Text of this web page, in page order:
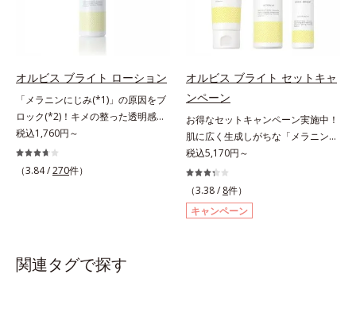
内スキンケアシリーズの保湿力*3
るおいによる*5 乾燥、ハリ・ツヤ
ロニセラカエルレア果汁、ノバラエ
明感に満ちた肌へ導く保湿成分*9
メマツヨイグサ抽出液、スイカズラ
エキス配合＝角層のすみずみまで水
分・油分を保ち、ハリ・ツヤを与え
る保湿成分*10 気持ちのこと各商品
れ防止有効成分として、「DF-パン
濃度で配合。角層のバリア機能にア
にゆらがない肌を叶えます。そし
成分「MCアクティベーター
(*5)」。肌のうるおいを引き出し・
高めて、ハリ感あふれる肌へと導き
ます。うるおいに満ちたゆらがない
肌をご体感いただくために設計され
れのこと*3 デクスパンテノール
W*4 2022年5月 Mintel社データベ
能を維持。ニキビができにくい肌を
目指します。さらにビタミンC誘導
体をはじめとした5種の整肌成分
(*1)から成る「ナノVCショットカプ
セル」を配合。カプセルが浸透して
から成分を放出する特殊技術によっ
て、高い浸透力(*2)と安定性を実
現。毛穴の目立ちをしっかりケア
(*3)して、ゆらぎやすいニキビ肌
を、みずみずしい清潔な垢抜け肌
(*4)へと導きます。たっぷりの保湿
成分で低刺激。敏感肌の方にもお使
いいただけます(*5)。*1 テトラ2-ヘ
キシルデカン酸アスコルビル、天然
オルビス ブライト ローション
「メラニンにじみ(*1)」の原因をブ
ロック(*2)！キメの整った透明感
(*3)のある肌印象へ導く美白(*2)化
粧水。業界初(*4)知見「メラニンの
第三のルート」である「横のひろが
現。シミやそばかすという「点」だ
税込1,760円～
（3.84 /270件）
オルビス ブライト セットキャ
ンペーン
お得なセットキャンペーン実施中！
肌に広く生成しがちな「メラニンに
じみ(*1)」の原因をブロック(*2)！
澄み渡る輝き透明肌(*3)へ。業界初
(*4)知見「メラニンの第三のルー
ト」である「横のひろがり」に着目
して、全方位から透明肌を目指すブ
税込5,170円～
（3.38 / 8件）
キャンペーン
関連タグで探す